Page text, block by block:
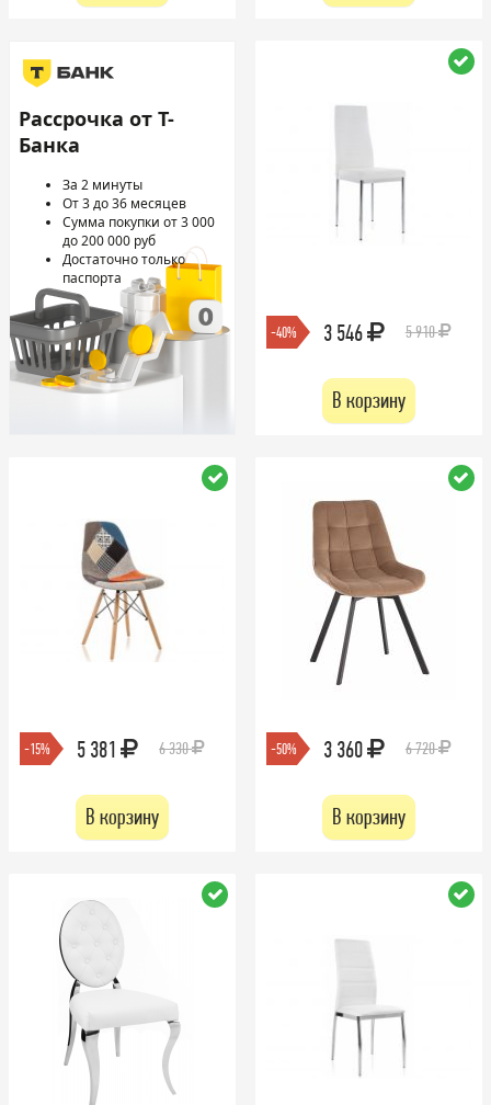
Рассрочка от Т-
Банка
За 2 минуты
От 3 до 36 месяцев
Сумма покупки от 3 000
до 200 000 руб
Достаточно только
паспорта
-40% 3 546 5 910
В корзину
-15% 5 381 6 330
В корзину
-50% 3 360 6 720
В корзину